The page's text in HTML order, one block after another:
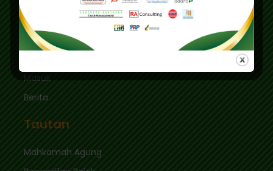
sekretariat@ikpi.or.id
Tautan Cepat
Masuk
Berita
Tautan
Mahkamah Agung